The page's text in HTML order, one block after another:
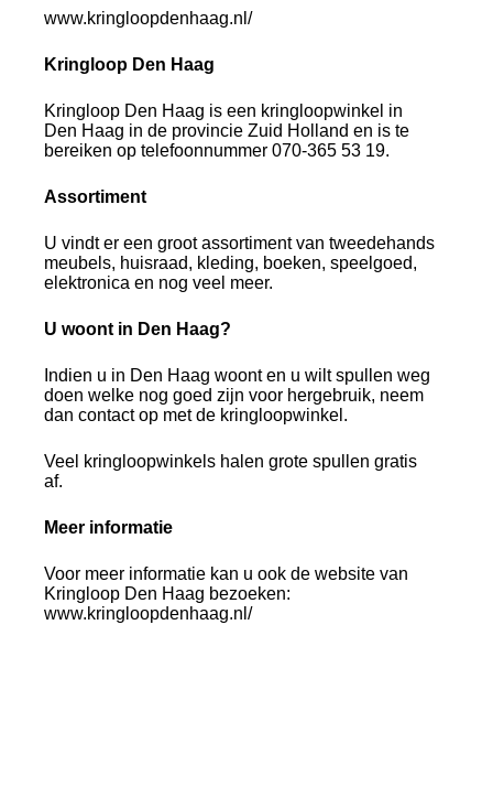
www.kringloopdenhaag.nl/
Kringloop Den Haag
Kringloop Den Haag is een kringloopwinkel in
Den Haag in de provincie Zuid Holland en is te
bereiken op telefoonnummer 070-365 53 19.
Assortiment
U vindt er een groot assortiment van tweedehands
meubels, huisraad, kleding, boeken, speelgoed,
elektronica en nog veel meer.
U woont in Den Haag?
Indien u in Den Haag woont en u wilt spullen weg
doen welke nog goed zijn voor hergebruik, neem
dan contact op met de kringloopwinkel.
Veel kringloopwinkels halen grote spullen gratis
af.
Meer informatie
Voor meer informatie kan u ook de website van
Kringloop Den Haag bezoeken:
www.kringloopdenhaag.nl/